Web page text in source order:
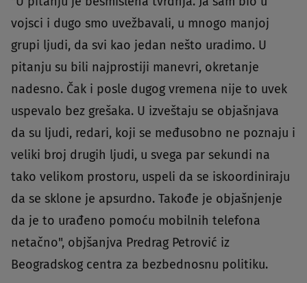
vojsci i dugo smo uvežbavali, u mnogo manjoj
grupi ljudi, da svi kao jedan nešto uradimo. U
pitanju su bili najprostiji manevri, okretanje
nadesno. Čak i posle dugog vremena nije to uvek
uspevalo bez grešaka. U izveštaju se objašnjava
da su ljudi, redari, koji se međusobno ne poznaju i
veliki broj drugih ljudi, u svega par sekundi na
tako velikom prostoru, uspeli da se iskoordiniraju
da se sklone je apsurdno. Takođe je objašnjenje
da je to urađeno pomoću mobilnih telefona
netačno", objšanjva Predrag Petrović iz
Beogradskog centra za bezbednosnu politiku.